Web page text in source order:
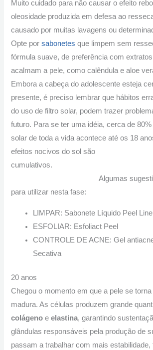
Muito cuidado para não causar o efeito
oleosidade produzida em defesa ao
causado por muitas lavagens ou
Opte porsabonetes que limpem sem
fórmula suave, de preferência com
acalmam a pele, como calêndula e aloe
Embora a cabeça do adolescente esteja
presente, é preciso lembrar que hábitos
do uso de filtro solar, podem trazer
futuro. Para se ter uma idéia, cerca de
solar de toda a vida acontece até os 18
efeitos nocivos do sol são
Algumas sugestões de
para utilizar nesta fase:
LIMPAR: Sabonete Líquido Peel Line
ESFOLIAR: Esfoliact Peel
CONTROLE DE ACNE: Gel
Secativa
20 anos
Chegou o momento em que a pele se
madura. As células produzem grande
colágenoeelastina, garantindo
glândulas responsáveis pela produção de
passam a trabalhar com mais